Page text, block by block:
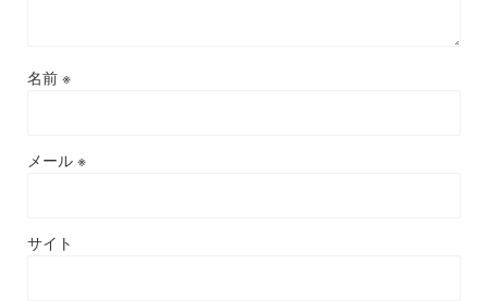
名前 ※
メール ※
サイト